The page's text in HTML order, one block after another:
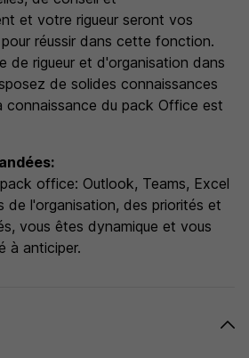
et votre rigueur seront vos
réussir dans cette fonction.
de rigueur et d'organisation dans
de solides connaissances
connaissance du pack Office est
office: Outlook, Teams, Excel
de l'organisation, des priorités et
vous êtes dynamique et vous
à anticiper.